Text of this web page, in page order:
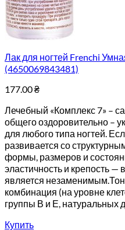
Лак для ногтей Frenchi
(4650069843481)
177.00₴
Лечебный «Комплекс 7» –
общего оздоровительно –
для любого типа ногтей.
развивается со
формы, размеров и
эластичность и крепость —
является
комбинация (на уровне
группы В и Е, натуральных
Купить